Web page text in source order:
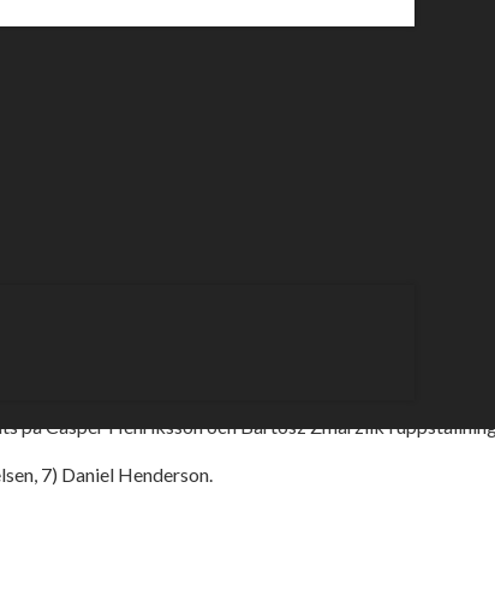
Casper Henriksson och Bartosz Zmarzlik i
7) Daniel Henderson.